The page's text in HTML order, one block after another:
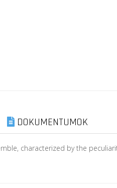
DOKUMENTUMOK
characterized by the